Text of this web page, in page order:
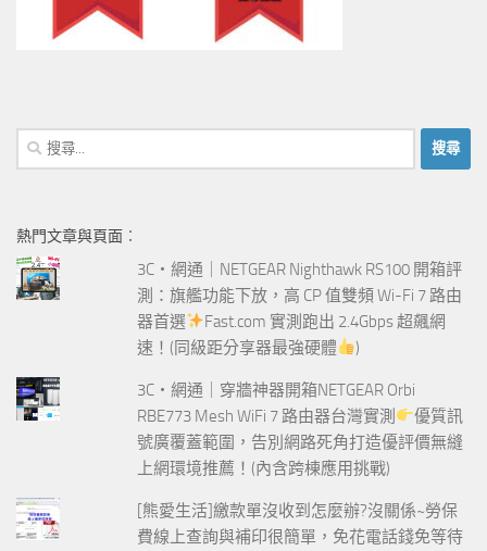
搜
尋
字:
熱門文章與頁面︰
3C‧網通｜NETGEAR Nighthawk RS100 開箱評
測：旗艦功能下放，高 CP 值雙頻 Wi-Fi 7 路由
器首選
Fast.com 實測跑出 2.4Gbps 超飆網
速！(同級距分享器最強硬體
)
3C‧網通｜穿牆神器開箱NETGEAR Orbi
RBE773 Mesh WiFi 7 路由器台灣實測
優質訊
號廣覆蓋範圍，告別網路死角打造優評價無縫
上網環境推薦！(內含跨棟應用挑戰)
[熊愛生活]繳款單沒收到怎麼辦?沒關係~勞保
費線上查詢與補印很簡單，免花電話錢免等待